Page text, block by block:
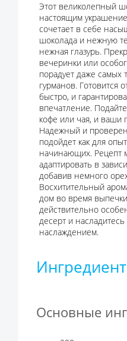
Этот великолепный
настоящим
сочетает в себе
шоколада и нежную
нежная глазурь.
вечеринки или
порадует даже самых
гурманов. Готовится
быстро, и
впечатление.
кофе или чая, и ваши
Надежный и
подойдет как для
начинающих. Рецепт
адаптировать в
добавив немного
Восхитительный
дом во время
действительно
десерт и
наслаждением.
Основные